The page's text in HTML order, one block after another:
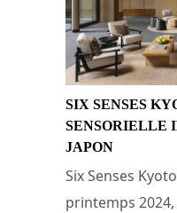
SIX SENSES
SENSORIELLE
JAPON
Six Senses
printemps